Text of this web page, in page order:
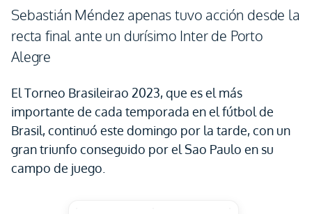
Sebastián Méndez apenas tuvo acción desde la
recta final ante un durísimo Inter de Porto
Alegre
El Torneo Brasileirao 2023, que es el más
importante de cada temporada en el fútbol de
Brasil, continuó este domingo por la tarde, con un
gran triunfo conseguido por el Sao Paulo en su
campo de juego.